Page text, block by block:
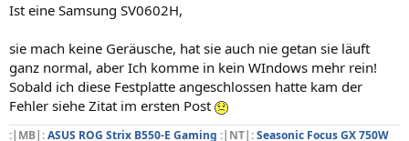
Ist eine Samsung SV0602H,
sie mach keine Geräusche, hat sie auch nie getan sie läuft
ganz normal, aber Ich komme in kein WIndows mehr rein!
Sobald ich diese Festplatte angeschlossen hatte kam der
Fehler siehe Zitat im ersten Post
:|MB| :ASUS ROG Strix B550-E Gaming :|NT|:Seasonic Focus GX 750W